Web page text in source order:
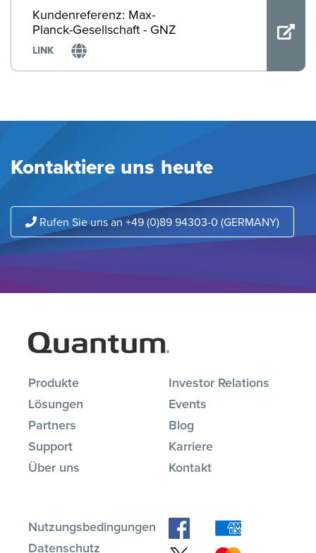
Kundenreferenz: Max-
Planck-Gesellschaft - GNZ
LINK
Kontaktiere uns heute
Rufen Sie uns an +49 (0)89 94303-0 (GERMANY)
Produkte
Lösungen
Partners
Support
Über uns
Investor Relations
Events
Blog
Karriere
Kontakt
Nutzungsbedingungen
Datenschutz